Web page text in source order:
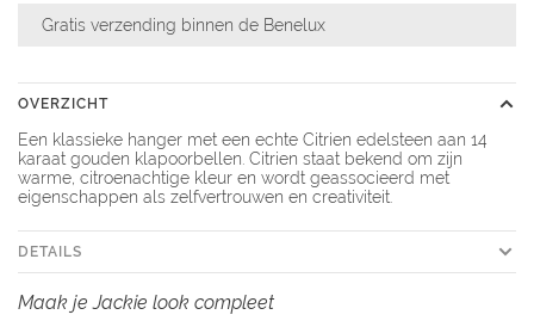
Gratis verzending binnen de Benelux
OVERZICHT
Een klassieke hanger met een echte Citrien edelsteen aan 14
karaat gouden klapoorbellen. Citrien staat bekend om zijn
warme, citroenachtige kleur en wordt geassocieerd met
eigenschappen als zelfvertrouwen en creativiteit.
DETAILS
Maak je Jackie look compleet